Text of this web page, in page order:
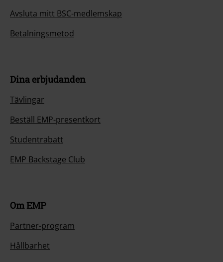
Avsluta mitt BSC-medlemskap
Betalningsmetod
Dina erbjudanden
Tävlingar
Beställ EMP-presentkort
Studentrabatt
EMP Backstage Club
Om EMP
Partner-program
Hållbarhet